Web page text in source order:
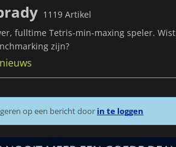
1119 Artikel
fulltime Tetris-min-maxing speler.
zijn?
op een bericht door in te loggen